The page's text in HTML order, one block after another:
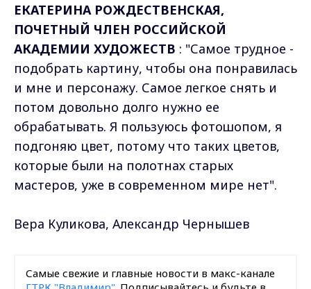
ЕКАТЕРИНА РОЖДЕСТВЕНСКАЯ,
ПОЧЕТНЫЙ ЧЛЕН РОССИЙСКОЙ
АКАДЕМИИ ХУДОЖЕСТВ : "Самое трудное -
подобрать картину, чтобы она понравилась
и мне и персонажу. Самое легкое снять и
потом довольно долго нужно ее
обрабатывать. Я пользуюсь фотошопом, я
подгоняю цвет, потому что таких цветов,
которые были на полотнах старых
мастеров, уже в современном мире нет".
Вера Куликова, Александр Чернышев
Самые свежие и главные новости в макс-канале